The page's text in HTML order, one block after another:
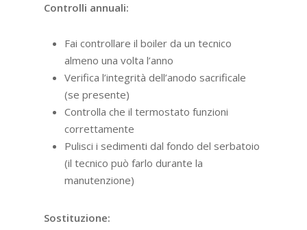
Controlli annuali:
Fai controllare il boiler da un tecnico
almeno una volta l’anno
Verifica l’integrità dell’anodo sacrificale
(se presente)
Controlla che il termostato funzioni
correttamente
Pulisci i sedimenti dal fondo del serbatoio
(il tecnico può farlo durante la
manutenzione)
Sostituzione: